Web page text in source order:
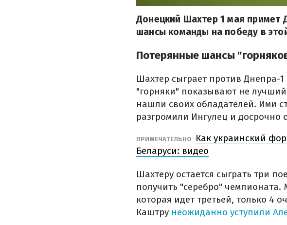
Донецкий Шахтер 1 мая примет
шансы команды на победу в
Потерянные шансы
Шахтер сыграет против Днепра-
"горняки" показывают не
нашли своих обладателей. Ими
разгромили Ингулец и
ПРИМЕЧАТЕЛЬНО
Как украинский
Беларуси: видео
Шахтеру остается сыграть три
получить "серебро"
которая идет третьей, только
Каштру неожиданно уступили